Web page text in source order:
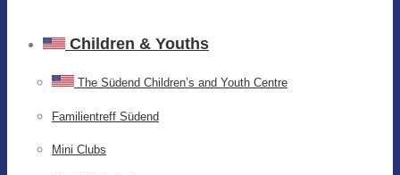
Children & Youths
The Südend Children’s and Youth Centre
Familientreff Südend
Mini Clubs